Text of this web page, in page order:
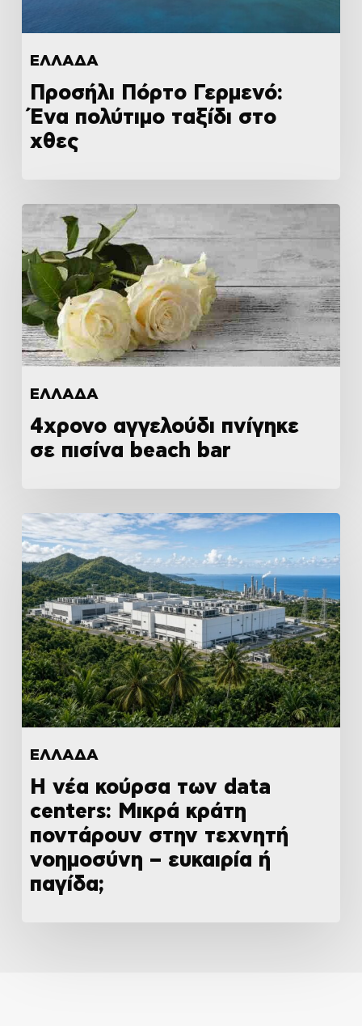
ΕΛΛΑΔΑ
Προσήλι Πόρτο Γερμενό:
Ένα πολύτιμο ταξίδι στο
χθες
ΕΛΛΑΔΑ
4χρονο αγγελούδι πνίγηκε
σε πισίνα beach bar
ΕΛΛΑΔΑ
Η νέα κούρσα των data
centers: Μικρά κράτη
ποντάρουν στην τεχνητή
νοημοσύνη – ευκαιρία ή
παγίδα;